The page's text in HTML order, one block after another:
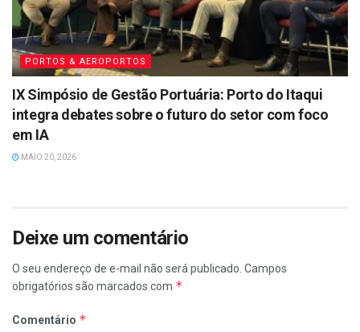
PORTOS & AEROPORTOS
IX Simpósio de Gestão Portuária: Porto do Itaqui
integra debates sobre o futuro do setor com foco
em IA
MAIO 20, 2026
Deixe um comentário
O seu endereço de e-mail não será publicado. Campos
obrigatórios são marcados com *
Comentário *